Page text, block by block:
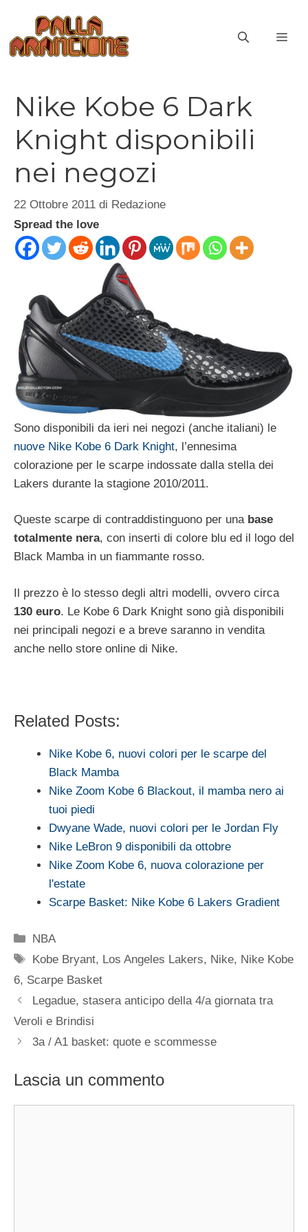
contenuto
Nike Kobe 6 Dark
Knight disponibili
nei negozi
22 Ottobre 2011 di Redazione
Spread the love
Sono disponibili da ieri nei negozi (anche italiani) le
nuove Nike Kobe 6 Dark Knight, l’ennesima
colorazione per le scarpe indossate dalla stella dei
Lakers durante la stagione 2010/2011.
Queste scarpe di contraddistinguono per una base
totalmente nera, con inserti di colore blu ed il logo del
Black Mamba in un fiammante rosso.
Il prezzo è lo stesso degli altri modelli, ovvero circa
130 euro. Le Kobe 6 Dark Knight sono già disponibili
nei principali negozi e a breve saranno in vendita
anche nello store online di Nike.
Related Posts:
Nike Kobe 6, nuovi colori per le scarpe del
Black Mamba
Nike Zoom Kobe 6 Blackout, il mamba nero ai
tuoi piedi
Dwyane Wade, nuovi colori per le Jordan Fly
Nike LeBron 9 disponibili da ottobre
Nike Zoom Kobe 6, nuova colorazione per
l'estate
Scarpe Basket: Nike Kobe 6 Lakers Gradient
Categorie
NBA
Tag
Kobe Bryant, Los Angeles Lakers, Nike, Nike Kobe
6, Scarpe Basket
Legadue, stasera anticipo della 4/a giornata tra
Veroli e Brindisi
3a / A1 basket: quote e scommesse
Lascia un commento